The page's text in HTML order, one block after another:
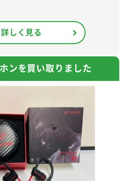
詳しく見る
ンを買い取りました